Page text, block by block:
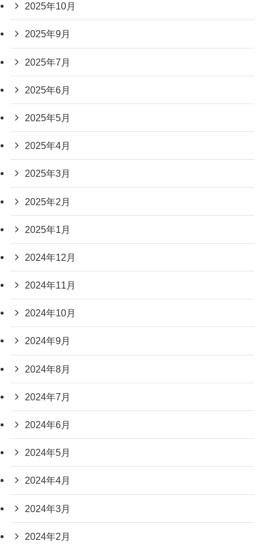
2025年10月
2025年9月
2025年7月
2025年6月
2025年5月
2025年4月
2025年3月
2025年2月
2025年1月
2024年12月
2024年11月
2024年10月
2024年9月
2024年8月
2024年7月
2024年6月
2024年5月
2024年4月
2024年3月
2024年2月